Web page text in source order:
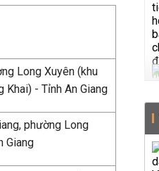
Long Xuyên (khu
- Tỉnh An Giang
phường Long
Giang